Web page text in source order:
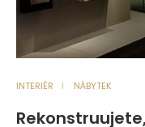
INTERIÉR NÁBYTEK